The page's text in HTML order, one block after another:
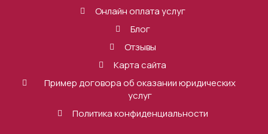
Онлайн оплата услуг
Блог
Отзывы
Карта сайта
Пример договора об оказании юридических
услуг
Политика конфиденциальности